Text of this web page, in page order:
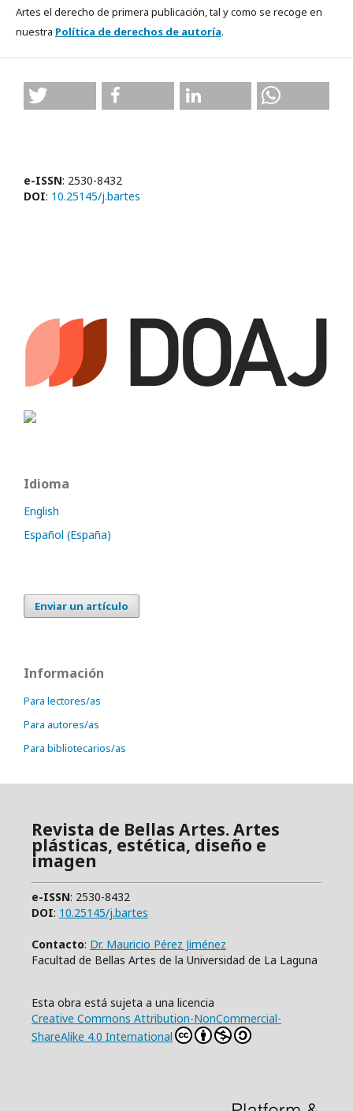
Artes el derecho de primera publicación, tal y como se recoge en
nuestra Política de derechos de autoría.
e-ISSN: 2530-8432
DOI: 10.25145/j.bartes
Idioma
English
Español (España)
Enviar un artículo
Información
Para lectores/as
Para autores/as
Para bibliotecarios/as
Revista de Bellas Artes. Artes
plásticas, estética, diseño e
imagen
e-ISSN: 2530-8432
DOI: 10.25145/j.bartes
Contacto: Dr. Mauricio Pérez Jiménez
Facultad de Bellas Artes de la Universidad de La Laguna
Esta obra está sujeta a una licencia
Creative Commons Attribution-NonCommercial-
ShareAlike 4.0 International